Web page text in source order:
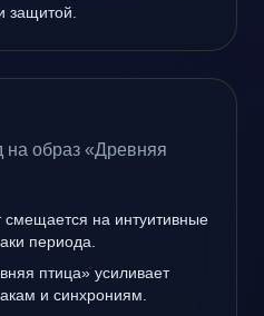
защитой.
на образ «Древняя
смещается на интуитивные
периода.
птица» усиливает
и синхрониям.